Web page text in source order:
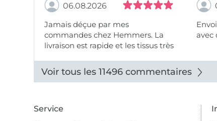
06.08.2026
Jamais déçue par mes
commandes chez Hemmers. La
livraison est rapide et les tissus très
avec
Voir tous les 11496 commentaires
Service